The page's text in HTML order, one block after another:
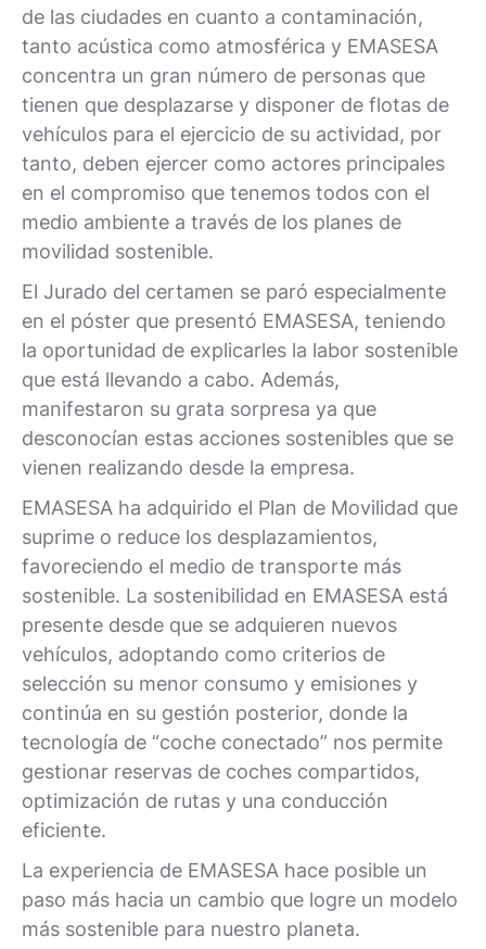
de las ciudades en cuanto a contaminación,
tanto acústica como atmosférica y EMASESA
concentra un gran número de personas que
tienen que desplazarse y disponer de flotas de
vehículos para el ejercicio de su actividad, por
tanto, deben ejercer como actores principales
en el compromiso que tenemos todos con el
medio ambiente a través de los planes de
movilidad sostenible.
El Jurado del certamen se paró especialmente
en el póster que presentó EMASESA, teniendo
la oportunidad de explicarles la labor sostenible
que está llevando a cabo. Además,
manifestaron su grata sorpresa ya que
desconocían estas acciones sostenibles que se
vienen realizando desde la empresa.
EMASESA ha adquirido el Plan de Movilidad que
suprime o reduce los desplazamientos,
favoreciendo el medio de transporte más
sostenible. La sostenibilidad en EMASESA está
presente desde que se adquieren nuevos
vehículos, adoptando como criterios de
selección su menor consumo y emisiones y
continúa en su gestión posterior, donde la
tecnología de “coche conectado” nos permite
gestionar reservas de coches compartidos,
optimización de rutas y una conducción
eficiente.
La experiencia de EMASESA hace posible un
paso más hacia un cambio que logre un modelo
más sostenible para nuestro planeta.